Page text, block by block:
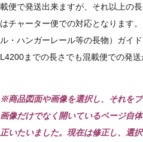
載便で発送出来ますが、それ以上の
はチャーター便での対応となります
ル・ハンガーレール等の長物）ガイ
L4200までの長さでも混載便での発送
※商品図面や画像を選択し、それを
画像だけでなく開いているページ自
正いたいました。現在は修正し、選